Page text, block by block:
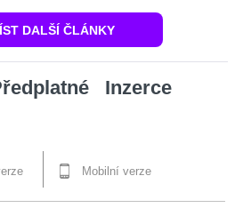
DALŠÍ ČLÁNKY
Inzerce
Mobilní verze